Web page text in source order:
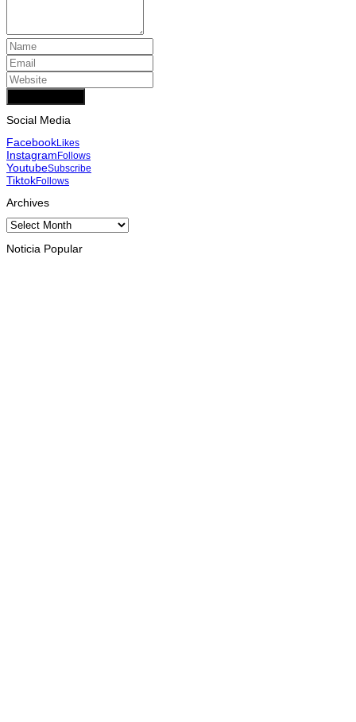
Social Media
FacebookLikes
InstagramFollows
YoutubeSubscribe
TiktokFollows
Archives
Archives
Noticia Popular